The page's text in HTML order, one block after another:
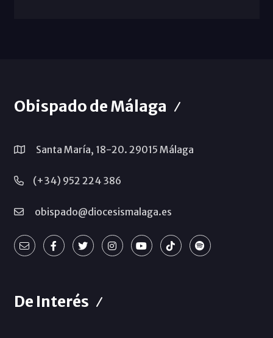
Obispado de Málaga
Santa María, 18-20. 29015 Málaga
(+34) 952 224 386
obispado@diocesismalaga.es
De Interés